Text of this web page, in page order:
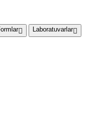
Laboratuvarlar